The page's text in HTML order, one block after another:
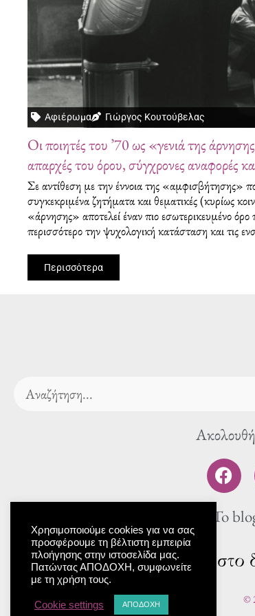
Αφιέρωμα Γιώργος Κουτούβελας
Οι ποιητές του ’70 ως «γενιά της
απαρχές του όρου, σύγχρονες αναφορές
Σε αντίθεση με την έννοια της «αμφισβήτησης»
συγκεκριμένα ζητήματα και θεματικές (κυρίως
«άρνησης» αποτελεί έναν πιο εσωτερικευμένο όρο
περισσότερο την ψυχολογική κατάσταση και τις
Περισσότερα
Search
F
a
c
e
o
o
To
©
Χρησιμοποιούμε cookies για να σας
προσφέρουμε τη βέλτιστη εμπειρία
πλοήγησης στην ιστοσελίδα μας.
Πατώντας ΑΠΟΔΟΧΗ, συμφωνείτε
με τη χρήση τους.
Cookie settings ΑΠΟΔΟΧΗ